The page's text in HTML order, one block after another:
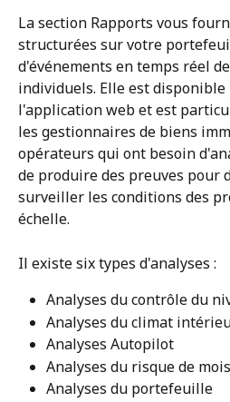
La section Rapports vous
structurées sur votre
d'événements en temps réel
individuels. Elle est
l'application web et est
les gestionnaires de biens
opérateurs qui ont besoin
de produire des preuves pour
surveiller les conditions des
échelle.
Il existe six types d'analyses :
Analyses du contrôle du
Analyses du climat
Analyses Autopilot
Analyses du risque de
Analyses du portefeuille